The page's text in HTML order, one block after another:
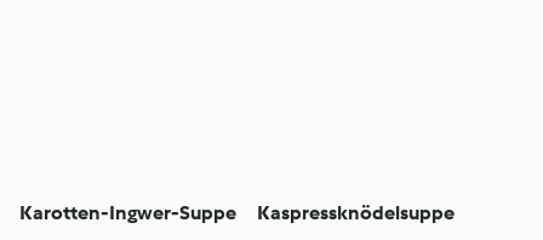
Karotten-Ingwer-Suppe Kaspressknödelsuppe